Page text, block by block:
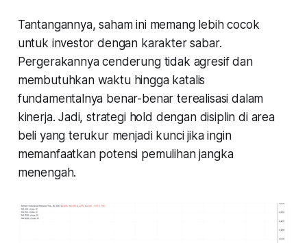
Tantangannya, saham ini memang lebih cocok
untuk investor dengan karakter sabar.
Pergerakannya cenderung tidak agresif dan
membutuhkan waktu hingga katalis
fundamentalnya benar-benar terealisasi dalam
kinerja. Jadi, strategi hold dengan disiplin di area
beli yang terukur menjadi kunci jika ingin
memanfaatkan potensi pemulihan jangka
menengah.